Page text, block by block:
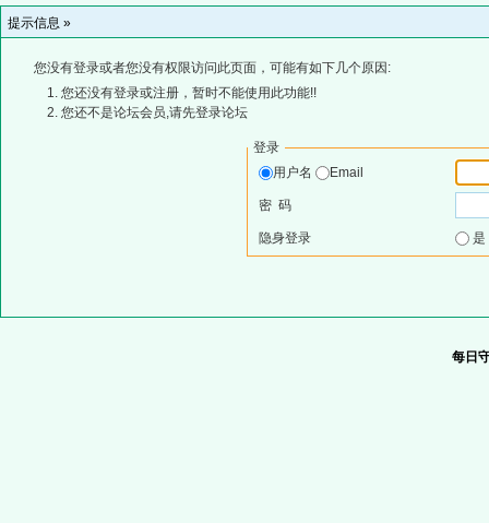
提示信息 »
您没有登录或者您没有权限访问此页面，可能有如下几个原因:
您还没有登录或注册，暂时不能使用此功能!!
您还不是论坛会员,请先登录论坛
登录
用户名
Email
密 码
隐身登录
每日